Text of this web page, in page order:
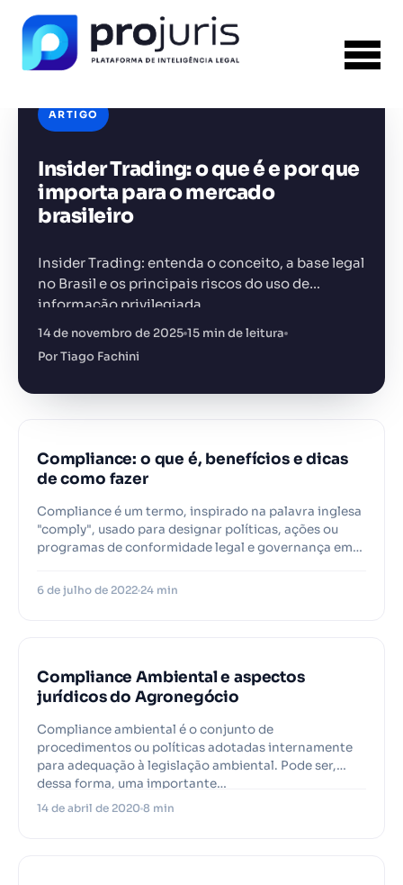
ARTIGO
Insider Trading: o que é e por que
importa para o mercado
brasileiro
Insider Trading: entenda o conceito, a base legal
no Brasil e os principais riscos do uso de
informação privilegiada.
14 de novembro de 2025 15 min de leitura
Por Tiago Fachini
Compliance: o que é, benefícios e dicas
de como fazer
Compliance é um termo, inspirado na palavra inglesa
"comply", usado para designar políticas, ações ou
programas de conformidade legal e governança em…
6 de julho de 2022 24 min
Compliance Ambiental e aspectos
jurídicos do Agronegócio
Compliance ambiental é o conjunto de
procedimentos ou políticas adotadas internamente
para adequação à legislação ambiental. Pode ser,
dessa forma, uma importante…
14 de abril de 2020 8 min
FERRAMENTA RECOMENDADA PARA ESTE
CONTEÚDO
Template PPT Jurídico
+14.000 juristas